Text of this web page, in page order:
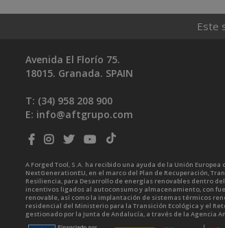
Este
Avenida El Florío 75.
18015. Granada. SPAIN
T: (34) 958 208 900
E: info@aftgrupo.com
A Forged Tool, S.A. ha recibido una ayuda de la Unión Europea
NextGenerationEU, en el marco del Plan de Recuperación,
Resiliencia, para Desarrollo de energías renovables dentro
incentivos ligados al autoconsumo y almacenamiento, con
renovable, así como la implantación de sistemas térmicos
residencial del Ministerio para la Transición Ecológica y el
gestionado por la Junta de Andalucía, a través de la Agencia